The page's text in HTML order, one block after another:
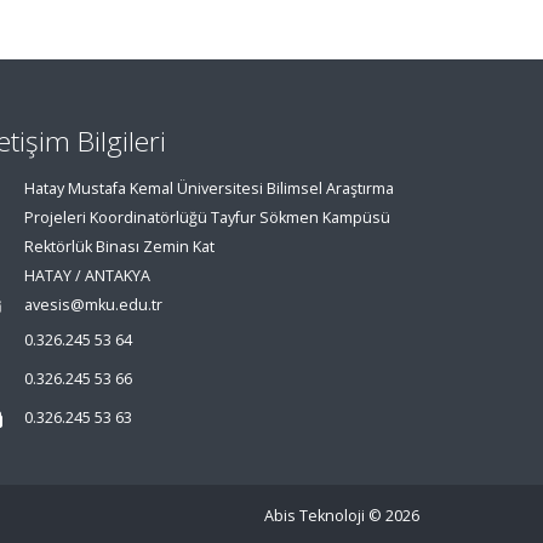
Bilgileri
Hatay Mustafa Kemal Üniversitesi Bilimsel Araştırma
Projeleri Koordinatörlüğü Tayfur Sökmen Kampüsü
Rektörlük Binası Zemin Kat
HATAY / ANTAKYA
avesis@mku.edu.tr
0.326.245 53 64
0.326.245 53 66
0.326.245 53 63
Abis Teknoloji © 2026